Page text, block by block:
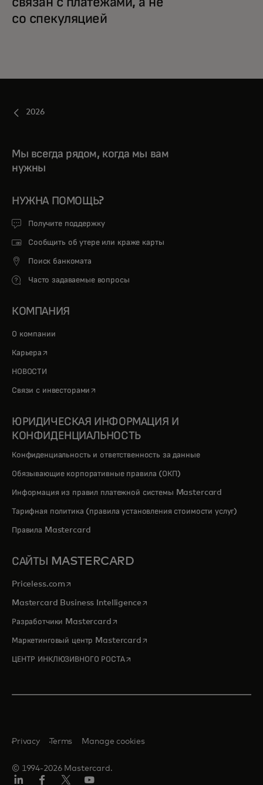
со спекуляцией
2026
Мы всегда рядом, когда мы вам
нужны
НУЖНА ПОМОЩЬ?
Получите поддержку
Сообщить об утере или краже карты
Поиск банкомата
Часто задаваемые вопросы
КОМПАНИЯ
О компании
Карьера opens in a new tab
НОВОСТИ
Связи с инвесторами opens in a new tab
ЮРИДИЧЕСКАЯ ИНФОРМАЦИЯ И
КОНФИДЕНЦИАЛЬНОСТЬ
Конфиденциальность и ответственность за данные
Обязывающие корпоративные правила (ОКП)
Информация из правил платежной системы Mastercard
Тарифная политика (правила установления стоимости услуг)
Правила Mastercard
САЙТЫ MASTERCARD
Priceless.com opens in a new tab
Mastercard Business Intelligenceopens in a new tab
Разработчики Mastercardopens in a new tab
Маркетинговый центр Mastercardopens in a new tab
ЦЕНТР ИНКЛЮЗИВНОГО РОСТАopens in a new tab
© 1994-2026 Mastercard.
Privacy Terms Manage cookies